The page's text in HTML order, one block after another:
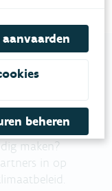
maken?
in op
beheren